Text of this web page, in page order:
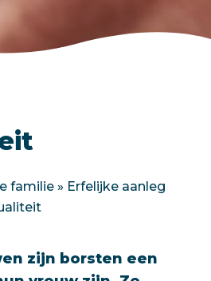
familie » Erfelijke aanleg
zijn borsten een